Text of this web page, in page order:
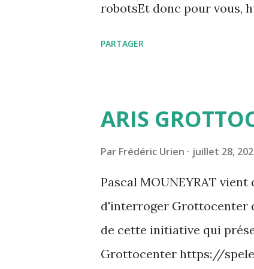
robotsEt donc pour vous,
PARTAGER
ARIS
Par Frédéric Urien juillet 28,
Pascal MOUNEYRAT
d'interroger Grottocenter
de cette initiative qui
Grottocenter https://